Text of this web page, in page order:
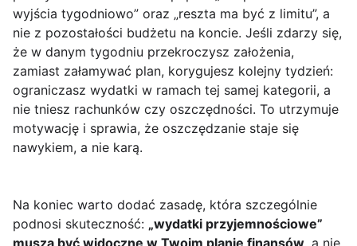
wyjścia tygodniowo” oraz „reszta ma być z limitu”, a
nie z pozostałości budżetu na koncie. Jeśli zdarzy się,
że w danym tygodniu przekroczysz założenia,
zamiast załamywać plan, korygujesz kolejny tydzień:
ograniczasz wydatki w ramach tej samej kategorii, a
nie tniesz rachunków czy oszczędności. To utrzymuje
motywację i sprawia, że oszczędzanie staje się
nawykiem, a nie karą.
Na koniec warto dodać zasadę, która szczególnie
podnosi skuteczność: „wydatki przyjemnościowe”